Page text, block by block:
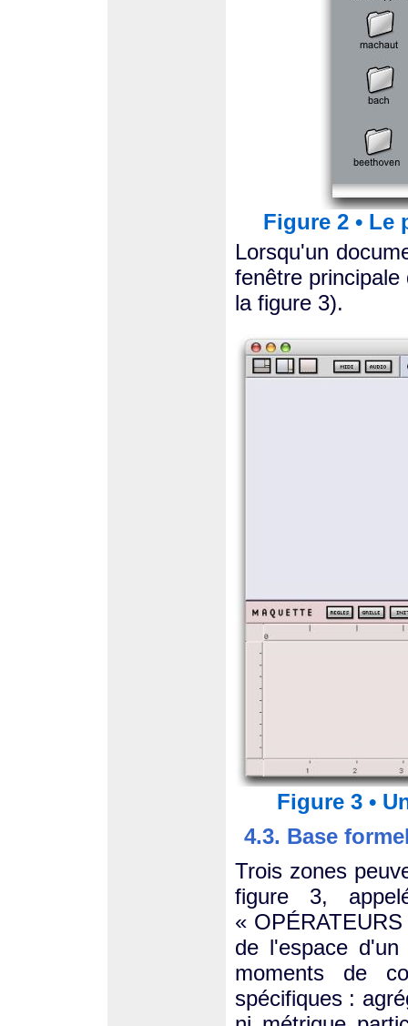
Figure 2 • Le
Lorsqu'un
fenêtre
la figure 3).
Figure 3 •
4.3. Base
Trois zones
figure 3,
«
de l'espace
moments de
spécifiques :